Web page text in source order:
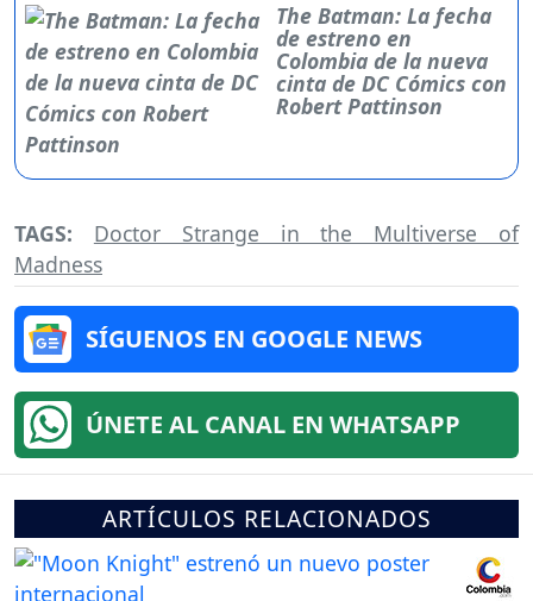
The Batman: La fecha
de estreno en
Colombia de la nueva
cinta de DC Cómics con
Robert Pattinson
TAGS: Doctor Strange in the Multiverse of
Madness
SÍGUENOS EN GOOGLE NEWS
ÚNETE AL CANAL EN WHATSAPP
ARTÍCULOS RELACIONADOS